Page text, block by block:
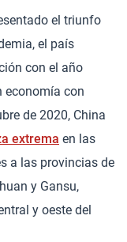
el triunfo
el país
con el año
economía con
de 2020, China
extrema en las
a las provincias de
y Gansu,
y oeste del